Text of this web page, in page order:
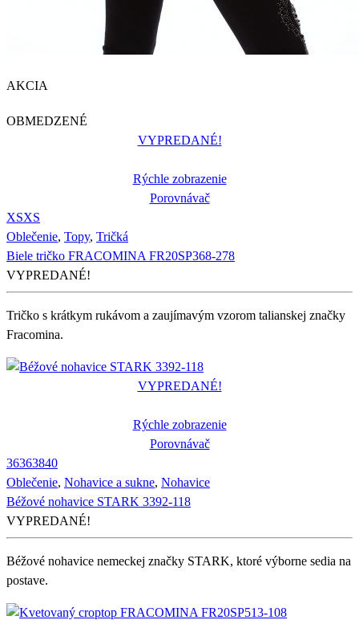
AKCIA
OBMEDZENÉ
VYPREDANÉ!
Rýchle zobrazenie
Porovnávač
XSXS
Oblečenie, Topy, Tričká
Biele tričko FRACOMINA FR20SP368-278
VYPREDANÉ!
Tričko s krátkym rukávom a zaujímavým vzorom talianskej značky
Fracomina.
VYPREDANÉ!
Rýchle zobrazenie
Porovnávač
36363840
Oblečenie, Nohavice a sukne, Nohavice
Béžové nohavice STARK 3392-118
VYPREDANÉ!
Béžové nohavice nemeckej značky STARK, ktoré výborne sedia na
postave.